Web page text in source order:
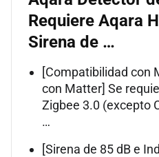
Requiere Aqara
Sirena de …
[Compatibilidad con
con Matter] Se
Zigbee 3.0 (excepto
…
[Sirena de 85 dB e